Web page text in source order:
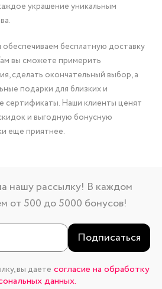
украшение уникальным
бесплатную доставку
вы сможете примерить
сделать окончательный выбор, а
подарки для близких и
сертификаты. Наши клиенты ценят
и выгодную бонусную
еще приятнее.
нашу рассылку! В каждом
от 500 до 5000 бонусов!
Подписаться
вы даете согласие на обработку
данных.